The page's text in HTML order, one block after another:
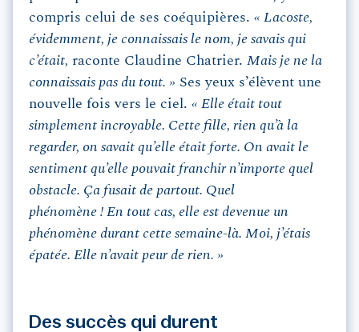
compris celui de ses coéquipières. « Lacoste,
évidemment, je connaissais le nom, je savais qui
c’était, raconte Claudine Chatrier. Mais je ne la
connaissais pas du tout. » Ses yeux s’élèvent une
nouvelle fois vers le ciel. « Elle était tout
simplement incroyable. Cette fille, rien qu’à la
regarder, on savait qu’elle était forte. On avait le
sentiment qu’elle pouvait franchir n’importe quel
obstacle. Ça fusait de partout. Quel
phénomène ! En tout cas, elle est devenue un
phénomène durant cette semaine-là. Moi, j’étais
épatée. Elle n’avait peur de rien. »
Des succès qui durent